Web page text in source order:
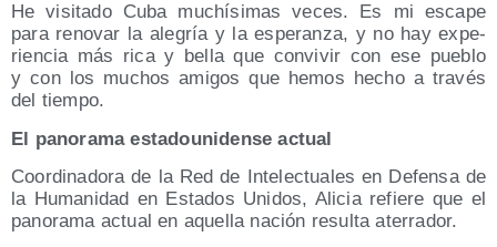
He visi­ta­do Cuba muchí­si­mas veces. Es mi esca­pe
para reno­var la ale­gría y la espe­ran­za, y no hay expe­
rien­cia más rica y bella que con­vi­vir con ese pue­blo
y con los muchos ami­gos que hemos hecho a tra­vés
del tiempo.
El pano­ra­ma esta­dou­ni­den­se actual
Coor­di­na­do­ra de la Red de Inte­lec­tua­les en Defen­sa de
la Huma­ni­dad en Esta­dos Uni­dos, Ali­cia refie­re que el
pano­ra­ma actual en aque­lla nación resul­ta aterrador.